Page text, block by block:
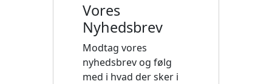
Vores
Nyhedsbrev
Modtag vores
nyhedsbrev og følg
med i hvad der sker i